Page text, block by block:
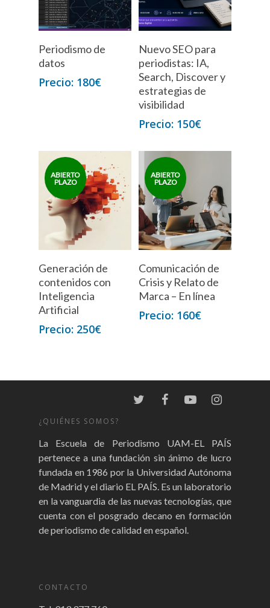
Periodismo de
datos
180€
Nuevo SEO para
periodistas: IA,
Search, Discover y
estrategias de
visibilidad
150€
Generación de
contenidos con
Inteligencia
Artificial
250€
Comunicación de
Crisis y Relato de
Marca – En línea
160€
¿QUIÉNES SOMOS?
La Escuela de Periodismo UAM-EL PAÍS
pertenece a una fundación sin ánimo de lucro
fundada en 1986 por la Universidad Autónoma
de Madrid y el diario EL PAÍS. Es un laboratorio
en la vanguardia de las nuevas tecnologías, que
cuenta con el posgrado decano en formación
de periodismo de calidad en español.
CONTACTO